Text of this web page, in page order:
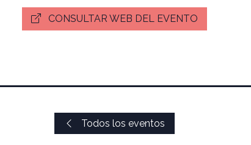
CONSULTAR WEB DEL EVENTO
Todos los eventos